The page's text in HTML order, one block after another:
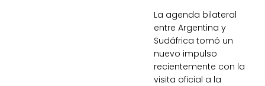
La agenda bilateral
entre Argentina y
Sudáfrica tomó un
nuevo impulso
recientemente con la
visita oficial a la